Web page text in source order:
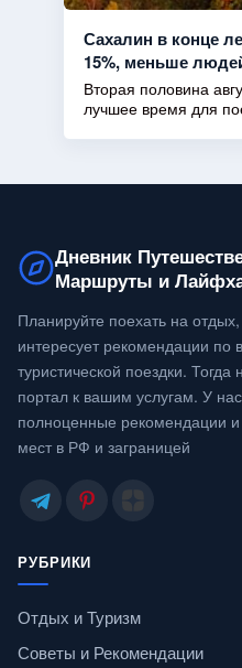
Сахалин в конце
15%, меньше
Вторая половина
лучшее время для
Дневник
Маршруты и
Планируйте поехать на
интересует рекомендации по
туристической поездки. Тогда
портал к вашим услугам. У
полноценные рекомендации
мест в РФ и заграницей
РУБРИКИ
Отдых и Туризм
Советы и Рекомендации